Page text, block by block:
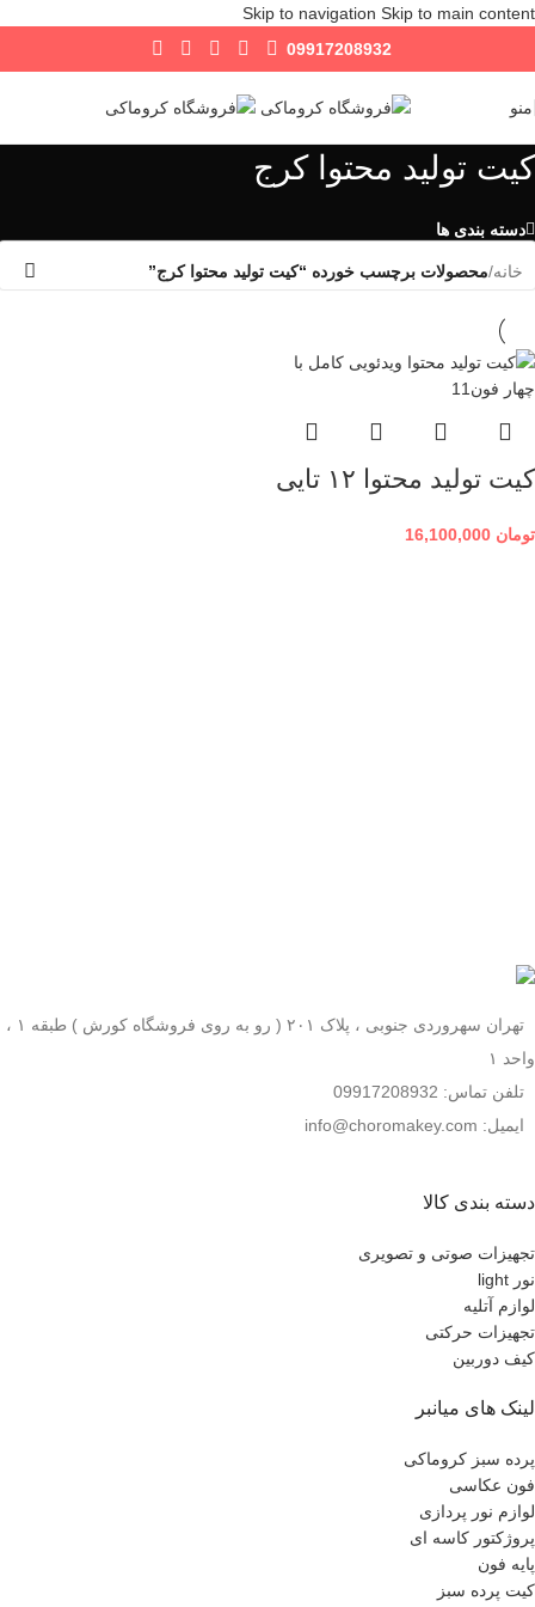
Skip to navigation Skip to main content
09917208932
منو
کیت تولید محتوا کرج
دسته بندی ها
خانه/محصولات برچسب خورده “کیت تولید محتوا کرج”
کیت تولید محتوا ۱۲ تایی
تومان
تهران سهروردی جنوبی ، پلاک ۲۰۱ ( رو به روی فروشگاه کورش ) طبقه ۱ ،
واحد ۱
تلفن تماس: 09917208932
ایمیل: info@choromakey.com
دسته بندی کالا
تجهیزات صوتی و تصویری
نور light
لوازم آتلیه
تجهیزات حرکتی
کیف دوربین
لینک های میانبر
پرده سبز کروماکی
فون عکاسی
لوازم نور پردازی
پروژکتور کاسه ای
پایه فون
کیت پرده سبز